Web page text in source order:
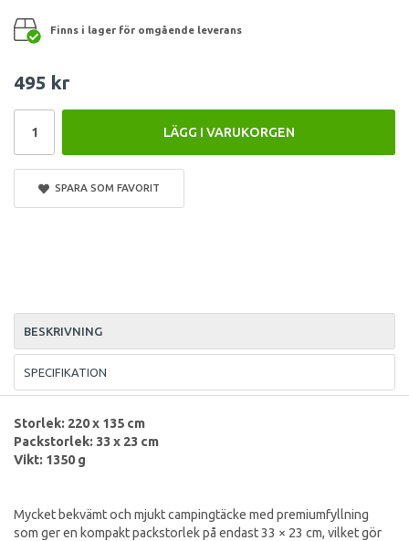
Finns i lager för omgående leverans
495 kr
LÄGG I VARUKORGEN
SPARA SOM FAVORIT
BESKRIVNING
SPECIFIKATION
Storlek: 220 x 135 cm
Packstorlek: 33 x 23 cm
Vikt: 1350 g
Mycket bekvämt och mjukt campingtäcke med premiumfyllning
som ger en kompakt packstorlek på endast 33 × 23 cm, vilket gör